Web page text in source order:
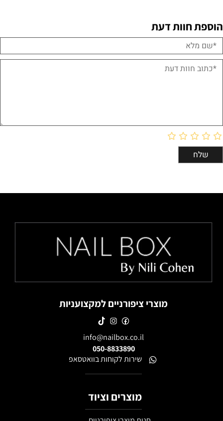
הוספת חוות דעת
מוצרי ציפורניים למקצועניות
info@nailbox.co.il
050-8833890
שירות לקוחות בוואטסאפ
מוצרים וציוד